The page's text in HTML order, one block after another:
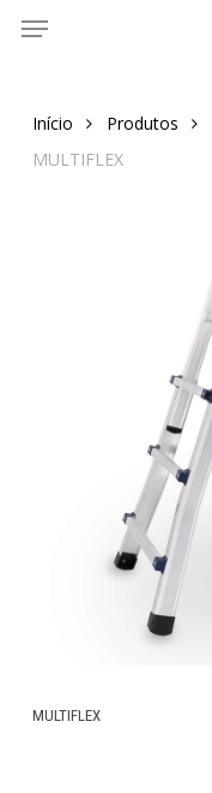
Menu
Início Produtos
MULTIFLEX
MULTIFLEX